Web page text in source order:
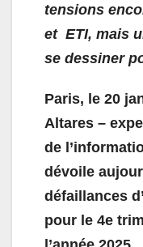
tensions
et ETI, mais
se dessiner
Paris, le 20
Altares –
de
dévoile
défaillances
pour le 4e